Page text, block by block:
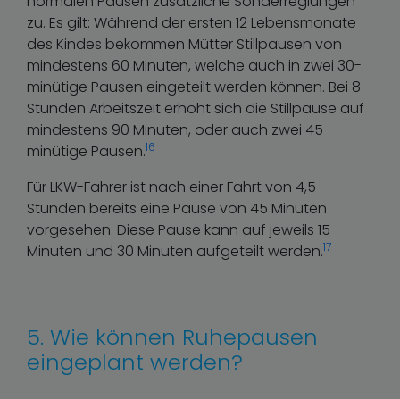
zu. Es gilt: Während der ersten 12 Lebensmonate
des Kindes bekommen Mütter Stillpausen von
mindestens 60 Minuten, welche auch in zwei 30-
minütige Pausen eingeteilt werden können. Bei 8
Stunden Arbeitszeit erhöht sich die Stillpause auf
mindestens 90 Minuten, oder auch zwei 45-
minütige Pausen.16
Für LKW-Fahrer ist nach einer Fahrt von 4,5
Stunden bereits eine Pause von 45 Minuten
vorgesehen. Diese Pause kann auf jeweils 15
Minuten und 30 Minuten aufgeteilt werden.17
5. Wie können Ruhepausen
eingeplant werden?